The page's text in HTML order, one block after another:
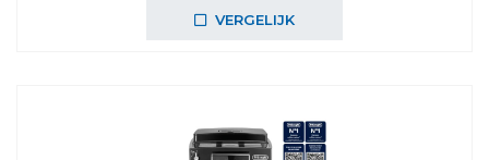
was:
VERGELIJK